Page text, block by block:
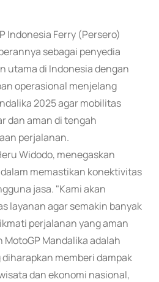
Indonesia Ferry (Persero)
sebagai penyedia
utama di Indonesia dengan
operasional menjelang
2025 agar mobilitas
dan aman di tengah
perjalanan.
Widodo, menegaskan
memastikan konektivitas
jasa. "Kami akan
layanan agar semakin banyak
perjalanan yang aman
Mandalika adalah
memberi dampak
dan ekonomi nasional,